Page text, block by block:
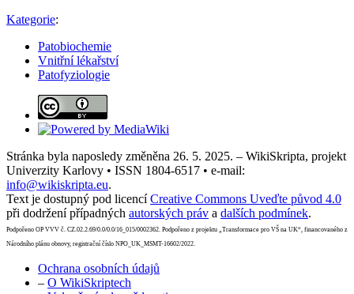
Kategorie:
Patobiochemie
Vnitřní lékařství
Patofyziologie
Stránka byla naposledy změněna 26. 5. 2025. – WikiSkripta, projekt
Univerzity Karlovy • ISSN 1804-6517 • e-mail:
info@wikiskripta.eu.
Text je dostupný pod licencíCreative Commons Uveďte původ 4.0
při dodržení případných autorských práv a dalších podmínek.
Podpořeno OP VVV č. CZ.02.2.69/0.0/0.0/16_015/0002362. Podpořeno z projektu „Transformace pro VŠ na UK“, financovaného z
Národního plánu obnovy, registrační číslo NPO_UK_MSMT-16602/2022.
Ochrana osobních údajů
– O WikiSkriptech